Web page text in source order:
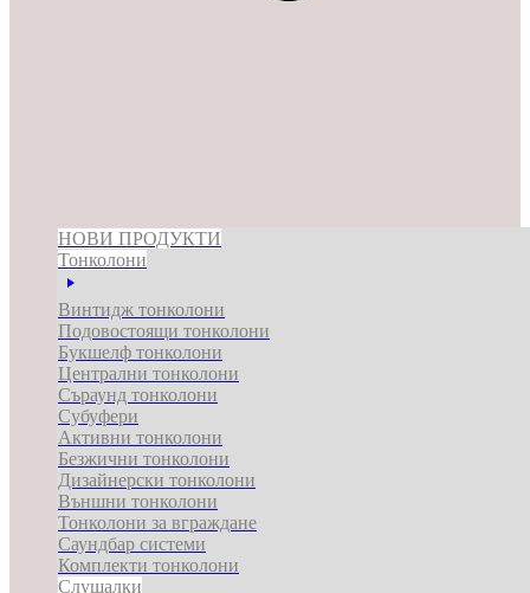
НОВИ ПРОДУКТИ
Тонколони
Винтидж тонколони
Подовостоящи тонколони
Букшелф тонколони
Централни тонколони
Съраунд тонколони
Субуфери
Активни тонколони
Безжични тонколони
Дизайнерски тонколони
Външни тонколони
Тонколони за вграждане
Саундбар системи
Комплекти тонколони
Слушалки